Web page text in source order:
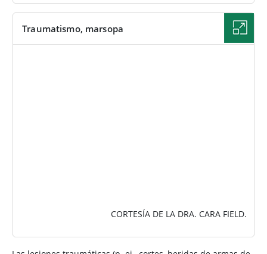
Traumatismo, marsopa
CORTESÍA DE LA DRA. CARA FIELD.